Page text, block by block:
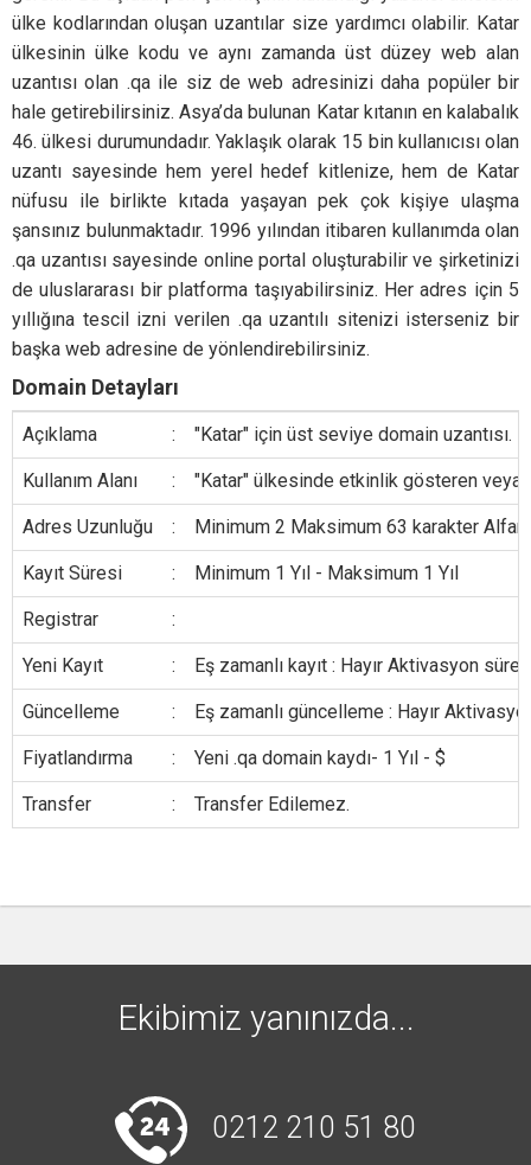
ülke kodlarından oluşan uzantılar size yardımcı olabilir. Katar
ülkesinin ülke kodu ve aynı zamanda üst düzey web alan
uzantısı olan .qa ile siz de web adresinizi daha popüler bir
hale getirebilirsiniz. Asya’da bulunan Katar kıtanın en kalabalık
46. ülkesi durumundadır. Yaklaşık olarak 15 bin kullanıcısı olan
uzantı sayesinde hem yerel hedef kitlenize, hem de Katar
nüfusu ile birlikte kıtada yaşayan pek çok kişiye ulaşma
şansınız bulunmaktadır. 1996 yılından itibaren kullanımda olan
.qa uzantısı sayesinde online portal oluşturabilir ve şirketinizi
de uluslararası bir platforma taşıyabilirsiniz. Her adres için 5
yıllığına tescil izni verilen .qa uzantılı sitenizi isterseniz bir
başka web adresine de yönlendirebilirsiniz.
Domain Detayları
Açıklama : "Katar" için üst seviye domain uzantısı.
Kullanım Alanı : "Katar" ülkesinde etkinlik gösteren veya
Adres Uzunluğu : Minimum 2 Maksimum 63 karakter
Kayıt Süresi : Minimum 1 Yıl - Maksimum 1 Yıl
Registrar :
Yeni Kayıt : Eş zamanlı kayıt : Hayır Aktivasyon
Güncelleme : Eş zamanlı güncelleme : Hayır
Fiyatlandırma : Yeni .qa domain kaydı- 1 Yıl - $
Transfer : Transfer Edilemez.
Ekibimiz yanınızda...
0212 210 51 80